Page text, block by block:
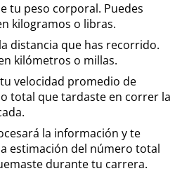
tu peso corporal. Puedes
kilogramos o libras.
distancia que has recorrido.
kilómetros o millas.
velocidad promedio de
total que tardaste en correr la
la información y te
estimación del número total
durante tu carrera.